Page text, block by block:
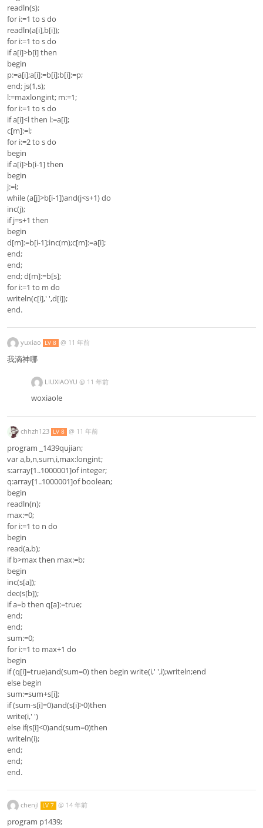
readln(s);
for i:=1 to s do
readln(a[i],b[i]);
for i:=1 to s do
if a[i]>b[i] then
begin
p:=a[i];a[i]:=b[i];b[i]:=p;
end; js(1,s);
l:=maxlongint; m:=1;
for i:=1 to s do
if a[i]<l then l:=a[i];
c[m]:=l;
for i:=2 to s do
begin
if a[i]>b[i-1] then
begin
j:=i;
while (a[j]>b[i-1])and(j<s+1) do
inc(j);
if j=s+1 then
begin
d[m]:=b[i-1];inc(m);c[m]:=a[i];
end;
end;
end; d[m]:=b[s];
for i:=1 to m do
writeln(c[i],' ',d[i]);
end.
yuxiao LV 8 @ 11 年前
我滴神哪
LIUXIAOYU @ 11 年前
woxiaole
chhzh123 LV 8 @ 11 年前
program _1439qujian;
var a,b,n,sum,i,max:longint;
s:array[1..1000001]of integer;
q:array[1..1000001]of boolean;
begin
readln(n);
max:=0;
for i:=1 to n do
begin
read(a,b);
if b>max then max:=b;
begin
inc(s[a]);
dec(s[b]);
if a=b then q[a]:=true;
end;
end;
sum:=0;
for i:=1 to max+1 do
begin
if (q[i]=true)and(sum=0) then begin write(i,' ',i);writeln;end
else begin
sum:=sum+s[i];
if (sum-s[i]=0)and(s[i]>0)then
write(i,' ')
else if(s[i]<0)and(sum=0)then
writeln(i);
end;
end;
end.
chenjl LV 7 @ 14 年前
program p1439;